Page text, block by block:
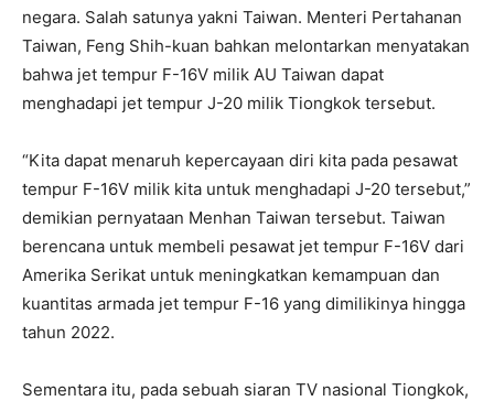
negara. Salah satunya yakni Taiwan. Menteri Pertahanan
Taiwan, Feng Shih-kuan bahkan melontarkan menyatakan
bahwa jet tempur F-16V milik AU Taiwan dapat
menghadapi jet tempur J-20 milik Tiongkok tersebut.
“Kita dapat menaruh kepercayaan diri kita pada pesawat
tempur F-16V milik kita untuk menghadapi J-20 tersebut,”
demikian pernyataan Menhan Taiwan tersebut. Taiwan
berencana untuk membeli pesawat jet tempur F-16V dari
Amerika Serikat untuk meningkatkan kemampuan dan
kuantitas armada jet tempur F-16 yang dimilikinya hingga
tahun 2022.
Sementara itu, pada sebuah siaran TV nasional Tiongkok,